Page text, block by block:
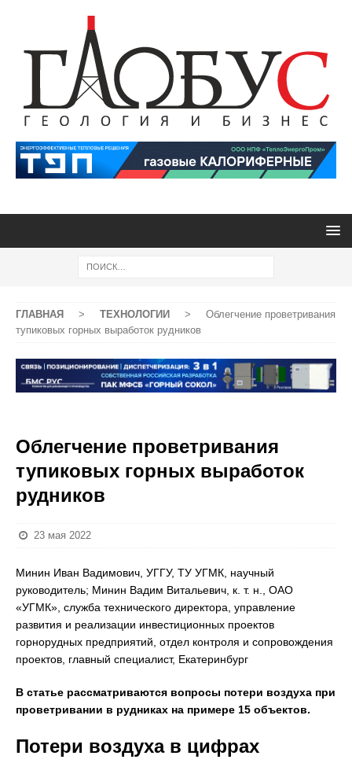
ГЛАВНАЯ > ТЕХНОЛОГИИ >
Облегчение проветривания
тупиковых горных выработок рудников
Облегчение проветривания
тупиковых горных выработок
рудников
23 мая 2022
Минин Иван Вадимович, УГГУ, ТУ УГМК, научный
руководитель; Минин Вадим Витальевич, к. т. н., ОАО
«УГМК», служба технического директора, управление
развития и реализации инвестиционных проектов
горнорудных предприятий, отдел контроля и сопровождения
проектов, главный специалист, Екатеринбург
В статье рассматриваются вопросы потери воздуха при
проветривании в рудниках на примере 15 объектов.
Потери воздуха в цифрах